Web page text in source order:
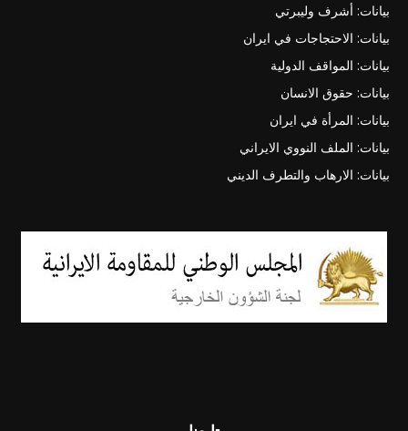
بيانات: أشرف وليبرتي
بيانات: الاحتجاجات في ايران
بيانات: المواقف الدولية
بيانات: حقوق الانسان
بيانات: المرأة في ايران
بيانات: الملف النووي الايراني
بيانات: الارهاب والتطرف الديني